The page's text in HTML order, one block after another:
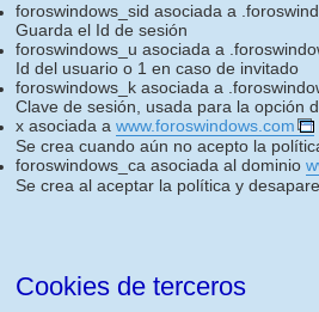
foroswindows_sid asociada a
Guarda el Id de sesión
foroswindows_u asociada a
Id del usuario o 1 en caso de invitado
foroswindows_k asociada a
Clave de sesión, usada para la opción
x asociada a www.foroswindows.com
Se crea cuando aún no acepto la
foroswindows_ca asociada al dominio
Se crea al aceptar la política y
Cookies de terceros